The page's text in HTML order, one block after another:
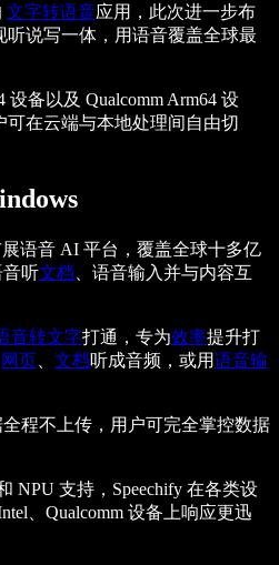
文字转语音应用，此次进一步布
听说写一体，用语音覆盖全球最
备以及 Qualcomm Arm64 设
可在云端与本地处理间自由切
语音 AI 平台，覆盖全球十多亿
音听文档 、语音输入并与内容互
音转文字打通，专为效率提升打
网页 文档听成音频，或用语音输
程不上传，用户可完全掌控数据
NPU 支持，Speechify 在各类设
、Qualcomm 设备上响应更迅